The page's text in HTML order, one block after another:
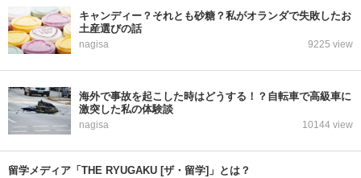
キャンディー？それとも砂糖？私がオランダで失敗したお
土産選びの話
nagisa 9225 view
海外で事故を起こした時はどうする！？自転車で高級車に
激突した私の体験談
nagisa 10144 view
留学メディア「THE RYUGAKU [ザ・留学]」とは？